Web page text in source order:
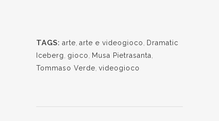
TAGS: arte, arte e videogioco, Dramatic
Iceberg, gioco, Musa Pietrasanta,
Tommaso Verde, videogioco